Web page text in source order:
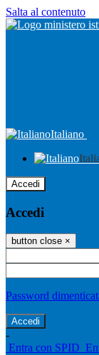
Salta al contenuto
Italiano
Accedi
Accedi
button close ×
Password
-
Entra con SPID